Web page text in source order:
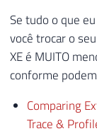
Se tudo o que
você trocar o
XE é MUITO
conforme
Comparing
Trace &